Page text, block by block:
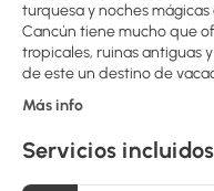
turquesa y noches
Cancún tiene mucho que
tropicales, ruinas antiguas
de este un destino de
Más info
Servicios incluidos